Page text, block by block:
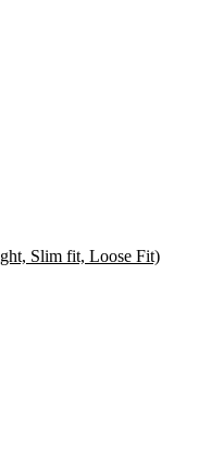
Slim fit, Loose Fit)